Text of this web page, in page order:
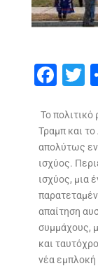
F
e
b
o
o
k
T
Το
Τραμπ και
απολύτως
ισχύος.
ισχύος, μια
απαίτηση
συμμάχους,
και
νέα εμπλοκή